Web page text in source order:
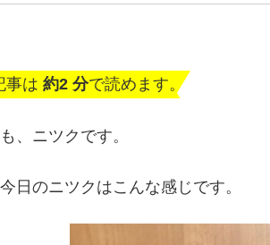
事は約2 分で読めます。
、ニツクです。
日のニツクはこんな感じです。